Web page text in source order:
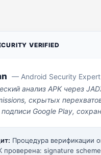
VERIFIED
— Android Security Expert
анализ APK через
скрытых
Google Play,
Процедура верификации
проверена: signature